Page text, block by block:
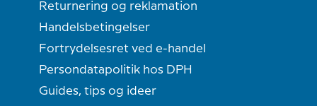
Returnering og reklamation
Handelsbetingelser
Fortrydelsesret ved e-handel
Persondatapolitik hos DPH
Guides, tips og ideer